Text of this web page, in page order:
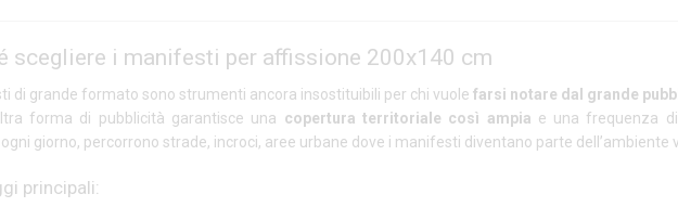
scegliere i manifesti per affissione 200x140 cm
di grande formato sono strumenti ancora insostituibili per chi vuole farsi notare dal grande
forma di pubblicità garantisce una copertura territoriale così ampia e una frequenza
giorno, percorrono strade, incroci, aree urbane dove i manifesti diventano parte dell’ambiente
principali: